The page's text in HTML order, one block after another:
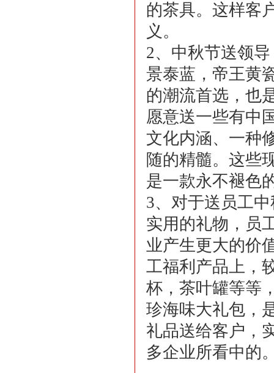
的茶具。这样客
义。
2、中秋节送领
景泰蓝，帝王黄
的潮流首选，也
愿意送一些有中
文化内涵、一种
随的精髓。这些
是一款永不褪色
3、对于送员工
实用的礼物，员
业产生更大的价
工福利产品上，
杯，茶叶罐等等
珍海味大礼包，
礼品送给客户，
多企业所看中的